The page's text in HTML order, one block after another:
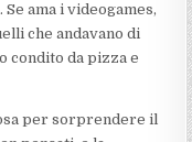
ama i videogames,
che andavano di
condito da pizza e
per sorprendere il